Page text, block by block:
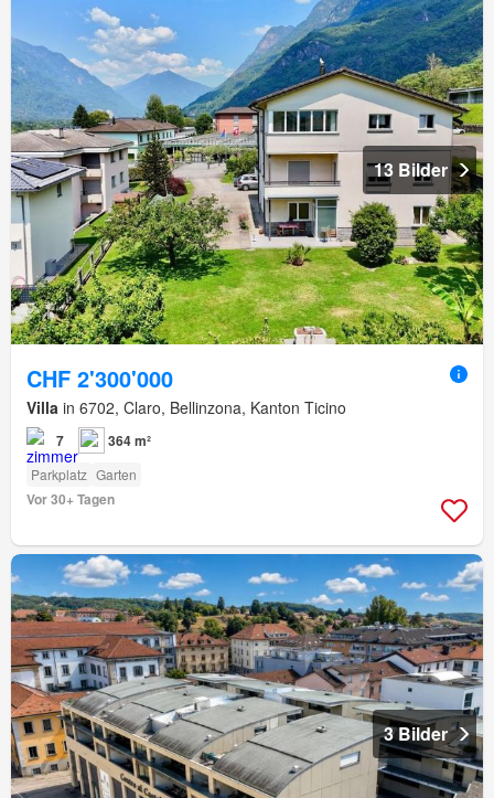
13 Bilder
CHF 2'300'000
Villa in 6702, Claro, Bellinzona, Kanton Ticino
7 364 m²
Parkplatz Garten
Vor 30+ Tagen
3 Bilder